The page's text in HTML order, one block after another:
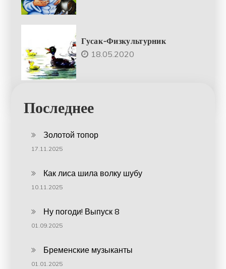
Гусак-Физкультурник
18.05.2020
Последнее
Золотой топор
17.11.2025
Как лиса шила волку шубу
10.11.2025
Ну погоди! Выпуск 8
01.09.2025
Бременские музыканты
01.01.2025